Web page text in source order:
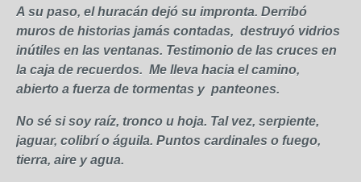
A su paso, el huracán dejó su impronta. Derribó
muros de historias jamás contadas, destruyó vidrios
inútiles en las ventanas. Testimonio de las cruces en
la caja de recuerdos. Me lleva hacia el camino,
abierto a fuerza de tormentas y panteones.
No sé si soy raíz, tronco u hoja. Tal vez, serpiente,
jaguar, colibrí o águila. Puntos cardinales o fuego,
tierra, aire y agua.